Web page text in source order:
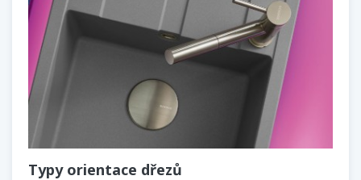
Typy orientace dřezů